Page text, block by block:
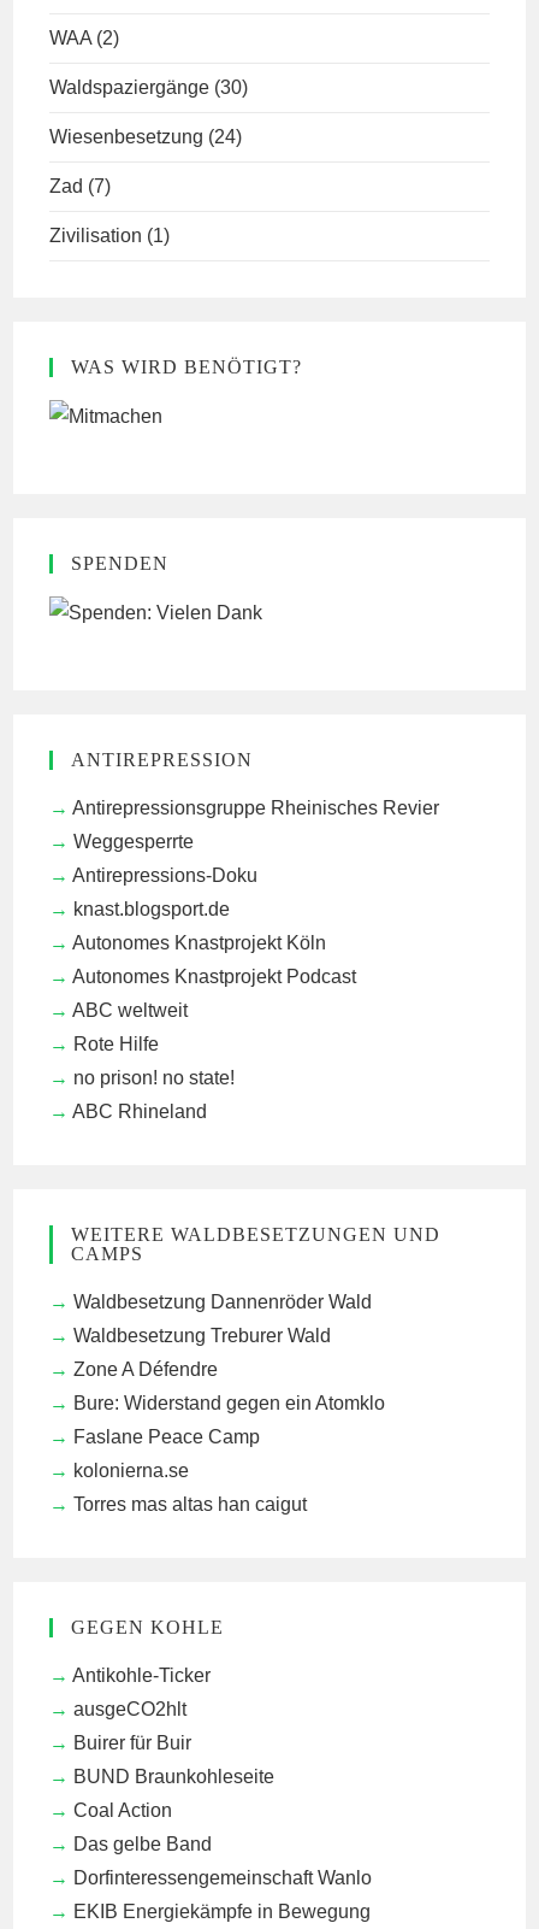
WAA (2)
Waldspaziergänge (30)
Wiesenbesetzung (24)
Zad (7)
Zivilisation (1)
WAS WIRD BENÖTIGT?
SPENDEN
ANTIREPRESSION
Antirepressionsgruppe Rheinisches Revier
Weggesperrte
Antirepressions-Doku
knast.blogsport.de
Autonomes Knastprojekt Köln
Autonomes Knastprojekt Podcast
ABC weltweit
Rote Hilfe
no prison! no state!
ABC Rhineland
WEITERE WALDBESETZUNGEN UND
CAMPS
Waldbesetzung Dannenröder Wald
Waldbesetzung Treburer Wald
Zone A Défendre
Bure: Widerstand gegen ein Atomklo
Faslane Peace Camp
kolonierna.se
Torres mas altas han caigut
GEGEN KOHLE
Antikohle-Ticker
ausgeCO2hlt
Buirer für Buir
BUND Braunkohleseite
Coal Action
Das gelbe Band
Dorfinteressengemeinschaft Wanlo
EKIB Energiekämpfe in Bewegung